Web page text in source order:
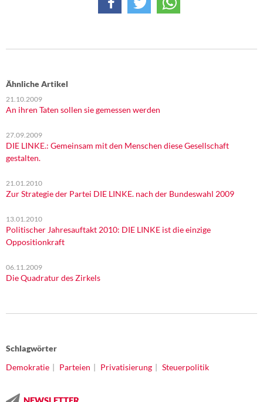
Ähnliche Artikel
21.10.2009
An ihren Taten sollen sie gemessen werden
27.09.2009
DIE LINKE.: Gemeinsam mit den Menschen diese Gesellschaft
gestalten.
21.01.2010
Zur Strategie der Partei DIE LINKE. nach der Bundeswahl 2009
13.01.2010
Politischer Jahresauftakt 2010: DIE LINKE ist die einzige
Oppositionkraft
06.11.2009
Die Quadratur des Zirkels
Schlagwörter
Demokratie
Parteien Privatisierung Steuerpolitik